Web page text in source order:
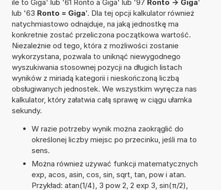
ile to Giga' lub '61 Ronto a Giga' lub '97 Ronto -> Giga'
lub '63 Ronto = Giga'. Dla tej opcji kalkulator również
natychmiastowo odnajduje, na jaką jednostkę ma
konkretnie zostać przeliczona początkowa wartość.
Niezależnie od tego, która z możliwości zostanie
wykorzystana, pozwala to uniknąć niewygodnego
wyszukiwania stosownej pozycji na długich listach
wyników z miriadą kategorii i nieskończoną liczbą
obsługiwanych jednostek. We wszystkim wyręcza nas
kalkulator, który załatwia całą sprawę w ciągu ułamka
sekundy.
W razie potrzeby wynik można zaokrąglić do
określonej liczby miejsc po przecinku, jeśli ma to
sens.
Można również używać funkcji matematycznych
exp, acos, asin, cos, sin, sqrt, tan, pow i atan.
Przykład: atan(1/4), 3 pow 2, 2 exp 3, sin(π/2),